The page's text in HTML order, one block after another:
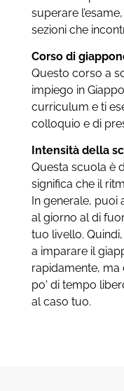
superare
sezioni che
Corso di
Questo corso a
impiego in
curriculum e ti
colloquio e di
Intensità della
Questa scuola è
significa che il
In generale,
al giorno al di
tuo livello.
a imparare il
rapidamente,
po' di tempo
al caso tuo.